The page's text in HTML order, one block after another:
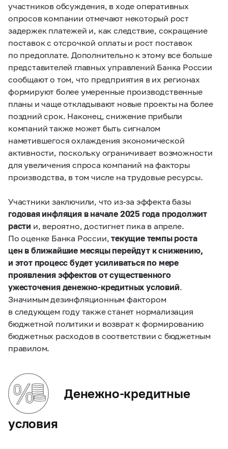
участников обсуждения, в ходе оперативных
опросов компании отмечают некоторый рост
задержек платежей и, как следствие, сокращение
поставок с отсрочкой оплаты и рост поставок
по предоплате. Дополнительно к этому все больше
представителей главных управлений Банка России
сообщают о том, что предприятия в их регионах
формируют более умеренные производственные
планы и чаще откладывают новые проекты на более
поздний срок. Наконец, снижение прибыли
компаний также может быть сигналом
наметившегося охлаждения экономической
активности, поскольку ограничивает возможности
для увеличения спроса компаний на факторы
производства, в том числе на трудовые ресурсы.
Участники заключили, что из‑за эффекта базы
годовая инфляция в начале 2025 года продолжит
расти и, вероятно, достигнет пика в апреле.
По оценке Банка России,текущие темпы роста
цен в ближайшие месяцы перейдут к снижению,
и этот процесс будет усиливаться по мере
проявления эффектов от существенного
ужесточения денежно-кредитных условий.
Значимым дезинфляционным фактором
в следующем году также станет нормализация
бюджетной политики и возврат к формированию
бюджетных расходов в соответствии с бюджетным
правилом.
Денежно-кредитные
условия